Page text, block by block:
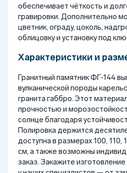
обеспечивает чёткость и
гравировки. Дополнительно
цветник, ограду, цоколь,
облицовку и установку под
Характеристики и
Гранитный памятник ФГ-144
вулканической породы
гранита габбро. Этот
прочностью и
солнце благодаря
Полировка держится
доступна в размерах 100, 110,
см, а также возможны
заказ. Закажите изготовление